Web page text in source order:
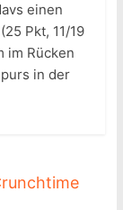
einen
Pkt, 11/19
im Rücken
in der